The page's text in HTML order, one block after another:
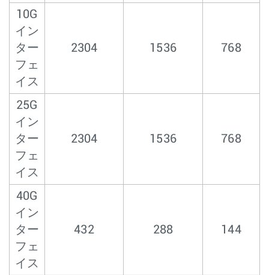
10G
イン
ター
フェ
イス
2304 1536 768
25G
イン
ター
フェ
イス
2304 1536 768
40G
イン
ター
フェ
イス
432 288 144